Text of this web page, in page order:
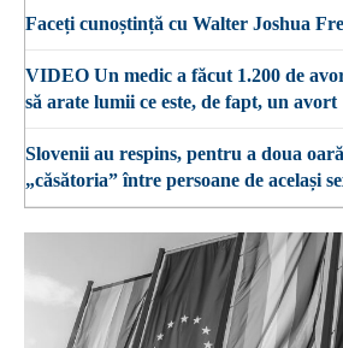
Faceți cunoștință cu Walter Joshua
VIDEO Un medic a făcut 1.200 de
să arate lumii ce este, de fapt, un avort
Slovenii au respins, pentru a doua
„căsătoria” între persoane de același